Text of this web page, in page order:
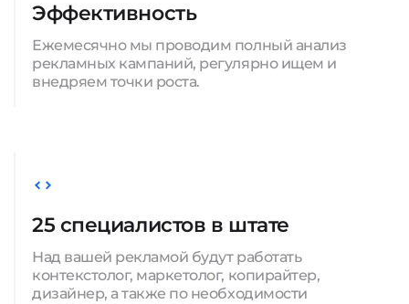
Эффективность
Ежемесячно мы проводим полный анализ
рекламных кампаний, регулярно ищем и
внедряем точки роста.
25 специалистов в штате
Над вашей рекламой будут работать
контекстолог, маркетолог, копирайтер,
дизайнер, а также по необходимости